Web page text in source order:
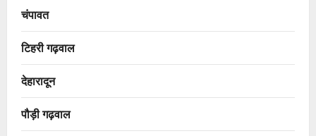
चंपावत
टिहरी गढ़वाल
देहारादून
पौड़ी गढ़वाल